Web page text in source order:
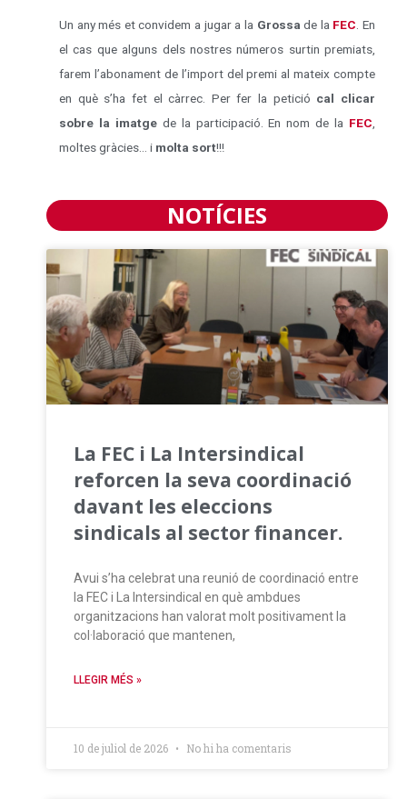
Un any més et convidem a jugar a la Grossa de la FEC . En
el cas que alguns dels nostres números surtin premiats,
farem l’abonament de l’import del premi al mateix compte
en què s’ha fet el càrrec. Per fer la petició cal clicar
sobre la imatgede la participació. En nom de la FEC
moltes gràcies… i molta sort!!!
NOTÍCIES
La FEC i La Intersindical
reforcen la seva coordinació
davant les eleccions
sindicals al sector financer.
Avui s’ha celebrat una reunió de coordinació entre
la FEC i La Intersindical en què ambdues
organitzacions han valorat molt positivament la
col·laboració que mantenen,
LLEGIR MÉS »
10 de juliol de 2026 No hi ha comentaris